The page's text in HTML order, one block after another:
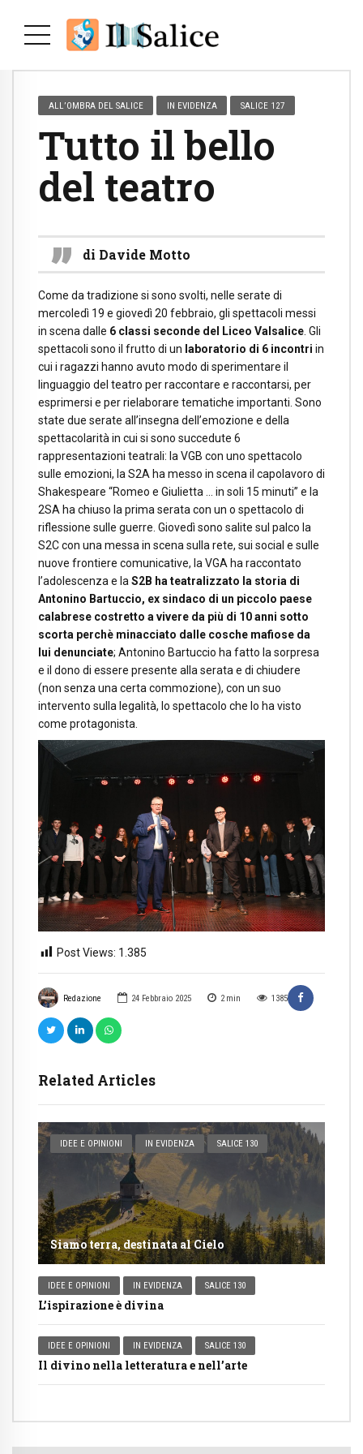
Redazione 24 Febbraio 2025 2 min 1385
Related Articles
IDEE E OPINIONI IN EVIDENZA SALICE 130
Siamo terra, destinata al Cielo
IDEE E OPINIONI IN EVIDENZA SALICE 130
L’ispirazione è divina
IDEE E OPINIONI IN EVIDENZA SALICE 130
Il divino nella letteratura e nell’arte
ALL’OMBRA DEL SALICE IN EVIDENZA SALICE 127
Tutto il bello
del teatro
di Davide Motto
Come da tradizione si sono svolti, nelle serate di
mercoledì 19 e giovedì 20 febbraio, gli spettacoli messi
in scena dalle 6 classi seconde del Liceo Valsalice. Gli
spettacoli sono il frutto di un laboratorio di 6 incontri in
cui i ragazzi hanno avuto modo di sperimentare il
linguaggio del teatro per raccontare e raccontarsi, per
esprimersi e per rielaborare tematiche importanti. Sono
state due serate all’insegna dell’emozione e della
spettacolarità in cui si sono succedute 6
rappresentazioni teatrali: la VGB con uno spettacolo
sulle emozioni, la S2A ha messo in scena il capolavoro di
Shakespeare “Romeo e Giulietta … in soli 15 minuti” e la
2SA ha chiuso la prima serata con un o spettacolo di
riflessione sulle guerre. Giovedì sono salite sul palco la
S2C con una messa in scena sulla rete, sui social e sulle
nuove frontiere comunicative, la VGA ha raccontato
l’adolescenza e laS2B ha teatralizzato la storia di
Antonino Bartuccio, ex sindaco di un piccolo paese
calabrese costretto a vivere da più di 10 anni sotto
scorta perchè minacciato dalle cosche mafiose da
lui denunciate; Antonino Bartuccio ha fatto la sorpresa
e il dono di essere presente alla serata e di chiudere
(non senza una certa commozione), con un suo
intervento sulla legalità, lo spettacolo che lo ha visto
come protagonista.
Post Views: 1.385